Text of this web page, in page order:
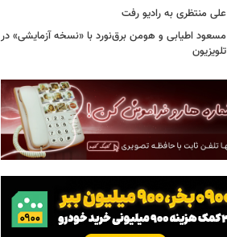
علی منتظری به رادیو رفت
مسعود اطیابی و هومن برق‌نورد با «نسخه آزمایشی» در
تلویزیون